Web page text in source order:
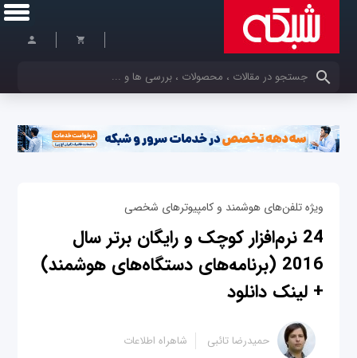
کلمات کلیدی خود را وارد کنید
ویژه تلفن‌های هوشمند و کامپیوترهای شخصی
24 نرم‌افزار‌ کوچک و رایگان برتر سال
2016 (برنامه‌های دستگاه‌های هوشمند)
+ لینک دانلود
حمیدرضا تائبی شاهراه اطلاعات